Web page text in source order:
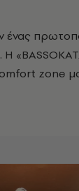
Η
zone